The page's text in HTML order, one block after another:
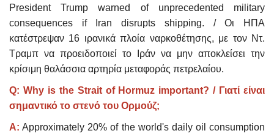
President Trump warned of unprecedented military
consequences if Iran disrupts shipping. / Οι ΗΠΑ
κατέστρεψαν 16 ιρανικά πλοία ναρκοθέτησης, με τον Ντ.
Τραμπ να προειδοποιεί το Ιράν να μην αποκλείσει την
κρίσιμη θαλάσσια αρτηρία μεταφοράς πετρελαίου.
Q: Why is the Strait of Hormuz important? / Γιατί είναι
σημαντικό το στενό του Ορμούζ;
A: Approximately 20% of the world's daily oil consumption